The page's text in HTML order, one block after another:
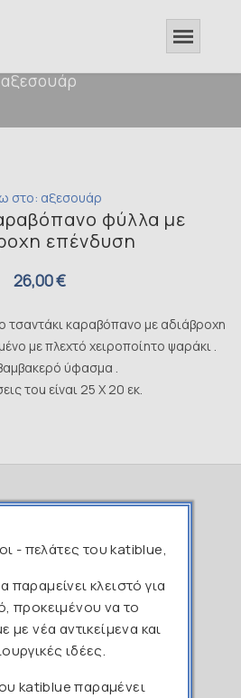
αξεσουάρ
στο: αξεσουάρ
φύλλα με
επένδυση
26,00 €
τσαντάκι καραβόπανο με αδιάβροχη
με πλεχτό χειροποίητο ψαράκι .
ύφασμα .
τou είναι 25 Χ 20 εκ.
211 1190265
info@katiblue.gr
- πελάτες του katiblue,
κλειστό για
προκειμένου να το
νέα αντικείμενα και
ιδέες.
katiblue παραμένει